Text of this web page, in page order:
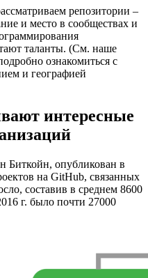
репозитории –
и место в сообществах и
таланты. (См. наше
ознакомиться с
и географией
интересные
Биткойн, опубликован в
на GitHub, связанных
составив в среднем 8600
г. было почти 27000